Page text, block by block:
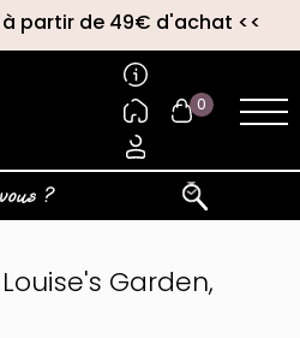
partir de 49€ d'achat <<
0
Garden,